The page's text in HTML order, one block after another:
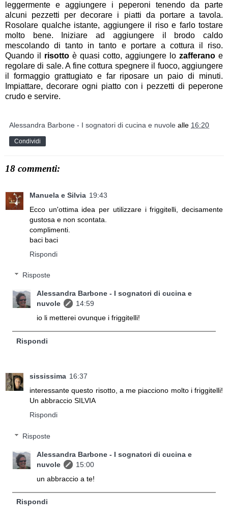
leggermente e aggiungere i peperoni tenendo da parte
alcuni pezzetti per decorare i piatti da portare a tavola.
Rosolare qualche istante, aggiungere il riso e farlo tostare
molto bene. Iniziare ad aggiungere il brodo caldo
mescolando di tanto in tanto e portare a cottura il riso.
Quando il risotto è quasi cotto, aggiungere lo zafferano e
regolare di sale. A fine cottura spegnere il fuoco, aggiungere
il formaggio grattugiato e far riposare un paio di minuti.
Impiattare, decorare ogni piatto con i pezzetti di peperone
crudo e servire.
Alessandra Barbone - I sognatori di cucina e nuvole alle 16:20
Condividi
18 commenti:
Manuela e Silvia 19:43
Ecco un'ottima idea per utilizzare i friggitelli, decisamente
gustosa e non scontata.
complimenti.
baci baci
Rispondi
Risposte
Alessandra Barbone - I sognatori di cucina e
nuvole
14:59
io li metterei ovunque i friggitelli!
Rispondi
sississima 16:37
interessante questo risotto, a me piacciono molto i friggitelli!
Un abbraccio SILVIA
Rispondi
Risposte
Alessandra Barbone - I sognatori di cucina e
nuvole
15:00
un abbraccio a te!
Rispondi